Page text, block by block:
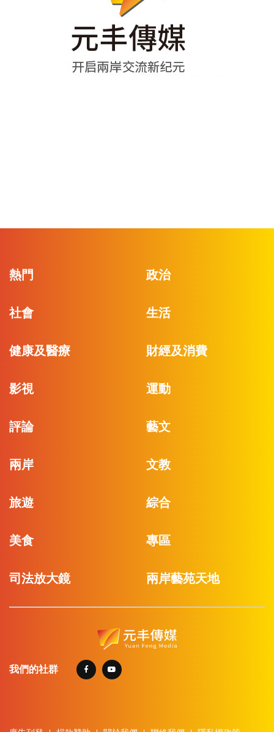
熱門 政治
社會 生活
健康及醫療 財經及消費
影視 運動
評論 藝文
兩岸 文教
旅遊 綜合
美食 專區
司法放大鏡 兩岸藝苑天地
我們的社群